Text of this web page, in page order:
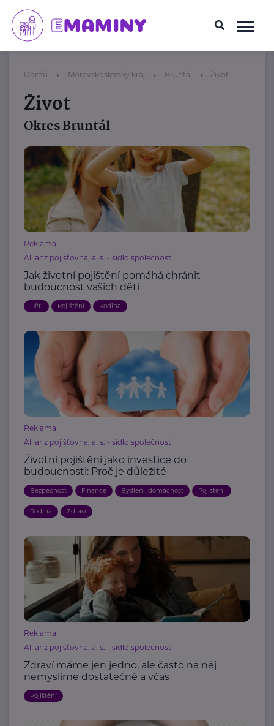
Domů Moravskoslezský kraj Bruntál Život
Život
Okres Bruntál
Reklama
Allianz pojišťovna, a. s. - sídlo společnosti
Jak životní pojištění pomáhá chránit
budoucnost vašich dětí
Děti Pojištění Rodina
Reklama
Allianz pojišťovna, a. s. - sídlo společnosti
Životní pojištění jako investice do
budoucnosti: Proč je důležité
Bezpečnost Finance Bydlení, domácnost Pojištění
Rodina Zdraví
Reklama
Allianz pojišťovna, a. s. - sídlo společnosti
Zdraví máme jen jedno, ale často na něj
nemyslíme dostatečně a včas
Pojištění